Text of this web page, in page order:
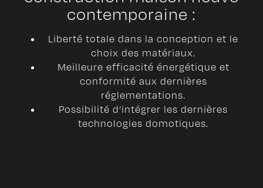
contemporaine :
Liberté totale dans la conception et le
choix des matériaux.
Meilleure efficacité énergétique et
conformité aux dernières
réglementations.
Possibilité d’intégrer les dernières
technologies domotiques.